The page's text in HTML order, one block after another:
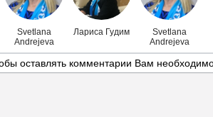
Svetlana
Andrejeva
Лариса Гудим
Svetlana
Andrejeva
оставлять комментарии Вам